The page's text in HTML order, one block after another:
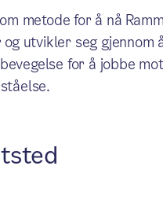
metode for å nå
utvikler seg gjennom
for å jobbe